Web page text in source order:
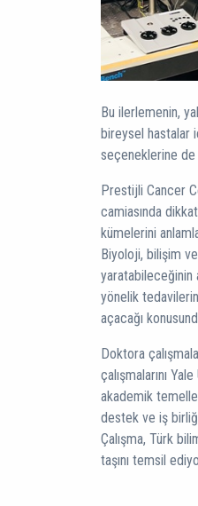
Bu ilerlemenin,
bireysel hastalar
seçeneklerine de
Prestijli Cancer
camiasında
kümelerini
Biyoloji, bilişim
yaratabileceğinin
yönelik
açacağı
Doktora
çalışmalarını
akademik
destek ve iş
Çalışma, Türk
taşını temsil